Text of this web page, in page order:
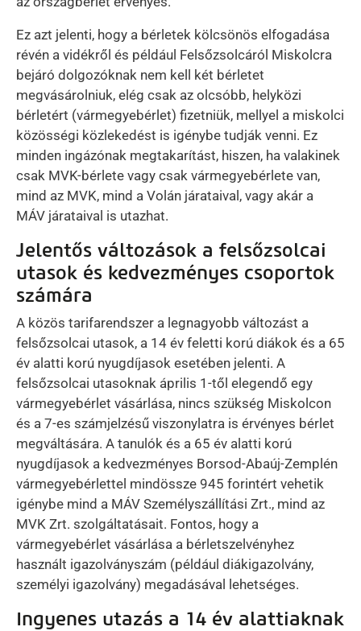
Ez azt jelenti, hogy a bérletek kölcsönös elfogadása
révén a vidékről és például Felsőzsolcáról Miskolcra
bejáró dolgozóknak nem kell két bérletet
megvásárolniuk, elég csak az olcsóbb, helyközi
bérletért (vármegyebérlet) fizetniük, mellyel a miskolci
közösségi közlekedést is igénybe tudják venni. Ez
minden ingázónak megtakarítást, hiszen, ha valakinek
csak MVK-bérlete vagy csak vármegyebérlete van,
mind az MVK, mind a Volán járataival, vagy akár a
MÁV járataival is utazhat.
Jelentős változások a felsőzsolcai
utasok és kedvezményes csoportok
számára
A közös tarifarendszer a legnagyobb változást a
felsőzsolcai utasok, a 14 év feletti korú diákok és a 65
év alatti korú nyugdíjasok esetében jelenti. A
felsőzsolcai utasoknak április 1-től elegendő egy
vármegyebérlet vásárlása, nincs szükség Miskolcon
és a 7-es számjelzésű viszonylatra is érvényes bérlet
megváltására. A tanulók és a 65 év alatti korú
nyugdíjasok a kedvezményes Borsod-Abaúj-Zemplén
vármegyebérlettel mindössze 945 forintért vehetik
igénybe mind a MÁV Személyszállítási Zrt., mind az
MVK Zrt. szolgáltatásait. Fontos, hogy a
vármegyebérlet vásárlása a bérletszelvényhez
használt igazolványszám (például diákigazolvány,
személyi igazolvány) megadásával lehetséges.
Ingyenes utazás a 14 év alattiaknak